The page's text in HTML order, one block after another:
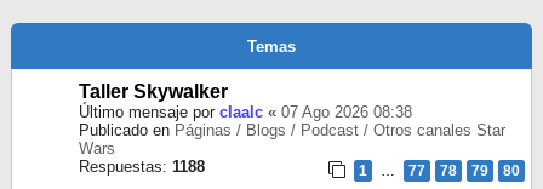
Temas
Taller Skywalker
Último mensaje por claalc « 07 Ago 2026 08:38
Publicado en Páginas / Blogs / Podcast / Otros canales Star
Wars
Respuestas: 1188 1 … 77 78 79 80